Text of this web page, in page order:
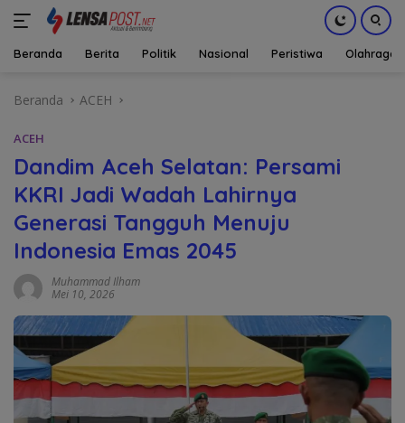
Beranda Berita Politik Nasional Peristiwa Olahraga
Beranda ACEH
ACEH
Dandim Aceh Selatan: Persami
KKRI Jadi Wadah Lahirnya
Generasi Tangguh Menuju
Indonesia Emas 2045
Muhammad Ilham
Mei 10, 2026